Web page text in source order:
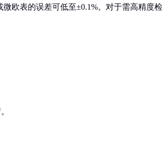
欧表的误差可低至±0.1%。对于需高精度检